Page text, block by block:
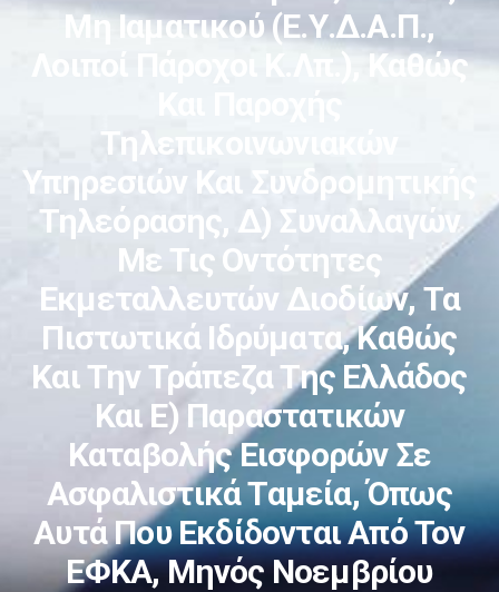
Μη Ιαματικού (Ε.Υ.Δ.Α.Π.,
Λοιποί Πάροχοι Κ.λπ.), Καθώς
Τηλεπικοινωνιακών
Υπηρεσιών Και Συνδρομητικής
Τηλεόρασης, Δ) Συναλλαγών
Με Τις Οντότητες
Εκμεταλλευτών Διοδίων, Τα
Πιστωτικά Ιδρύματα, Καθώς
Και Την Τράπεζα Της Ελλάδος
Και Ε) Παραστατικών
Καταβολής Εισφορών Σε
Ασφαλιστικά Ταμεία, Όπως
Αυτά Που Εκδίδονται Από Τον
ΕΦΚΑ, Μηνός Νοεμβρίου